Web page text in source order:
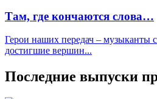
Там, где кончаются слова…
Герои наших передач – музыканты
достигшие вершин...
Последние выпуски